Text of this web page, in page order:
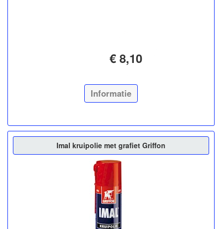
€ 8,10
Informatie
Imal kruipolie met grafiet Griffon